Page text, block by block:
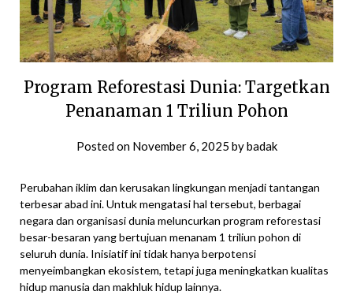
Program Reforestasi Dunia: Targetkan
Penanaman 1 Triliun Pohon
Posted on November 6, 2025 bybadak
Perubahan iklim dan kerusakan lingkungan menjadi tantangan
terbesar abad ini. Untuk mengatasi hal tersebut, berbagai
negara dan organisasi dunia meluncurkan program reforestasi
besar-besaran yang bertujuan menanam 1 triliun pohon di
seluruh dunia. Inisiatif ini tidak hanya berpotensi
menyeimbangkan ekosistem, tetapi juga meningkatkan kualitas
hidup manusia dan makhluk hidup lainnya.